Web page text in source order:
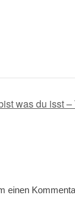
was du isst –
einen